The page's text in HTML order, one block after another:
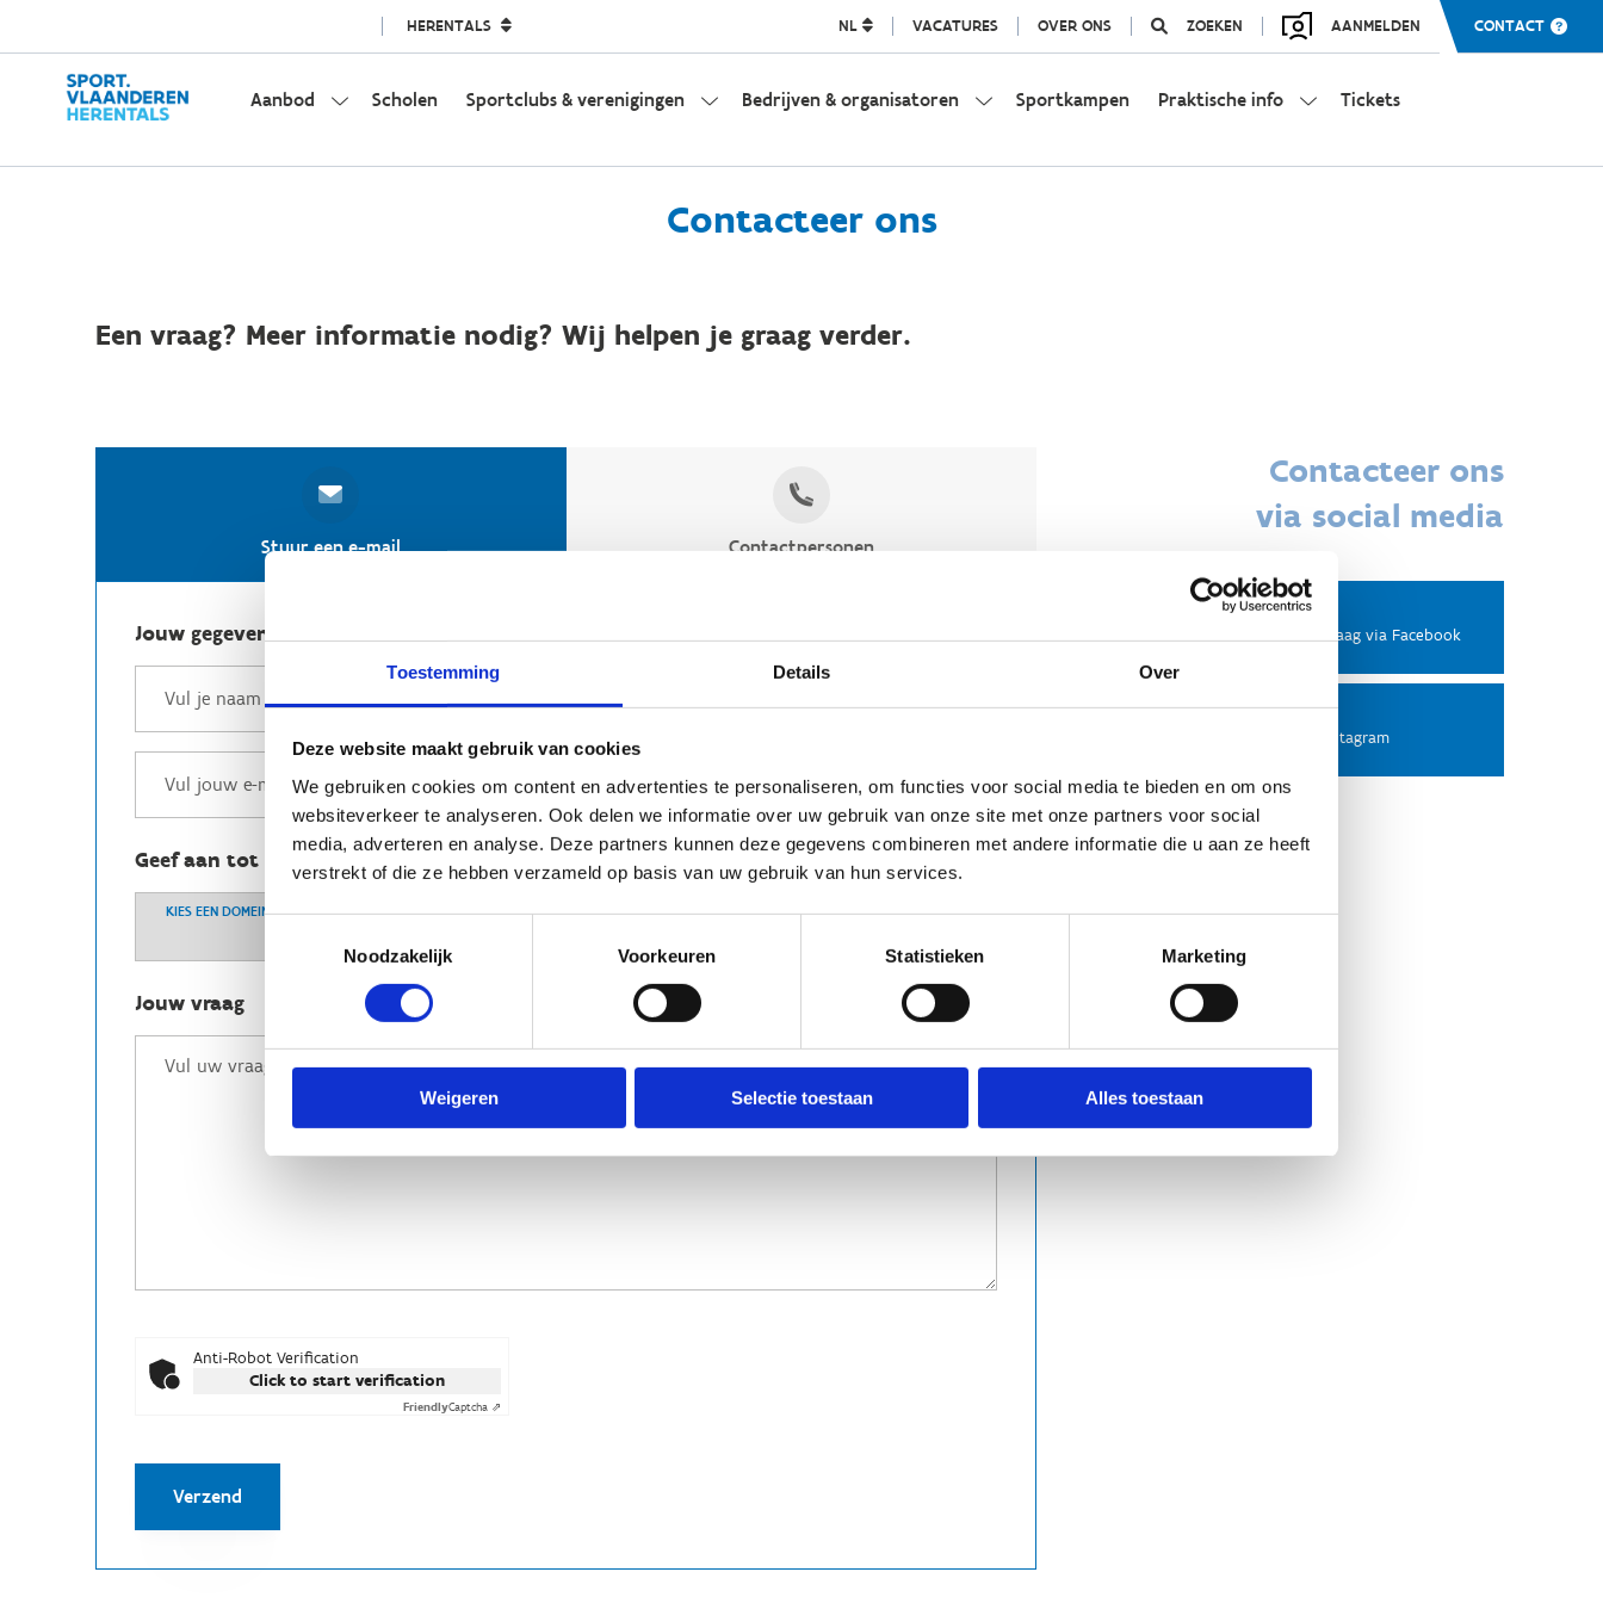
Toestemming Details Over
Deze website maakt gebruik van cookies
We gebruiken cookies om content en advertenties te personaliseren, om functies voor social media te bieden en om ons
websiteverkeer te analyseren. Ook delen we informatie over uw gebruik van onze site met onze partners voor social
media, adverteren en analyse. Deze partners kunnen deze gegevens combineren met andere informatie die u aan ze heeft
verstrekt of die ze hebben verzameld op basis van uw gebruik van hun services.
Noodzakelijk
Voorkeuren Statistieken Marketing
Weigeren Selectie toestaan Alles toestaan
HERENTALS NL VACATURES OVER ONS ZOEKEN AANMELDEN CONTACT
Aanbod Scholen Sportclubs & verenigingen Bedrijven & organisatoren Sportkampen Praktische info Tickets
Contacteer ons
Een vraag? Meer informatie nodig? Wij helpen je graag verder.
Stuur een e-mail Contactpersonen
Jouw gegevens
Geef aan tot welk domein jouw vraag behoort
KIES EEN DOMEIN
Jouw vraag
Anti-Robot Verification
Click to start verification
FriendlyCaptcha ⇗
Verzend
Contacteer ons
via social media
Facebook
Stel ons een vraag via Facebook
Instagram
Volg ons op Instagram